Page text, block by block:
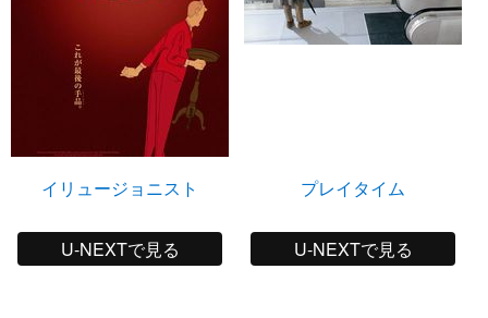
イリュージョニスト
U-NEXTで見る
プレイタイム
U-NEXTで見る